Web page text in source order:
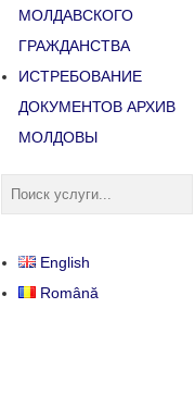
МОЛДАВСКОГО
ГРАЖДАНСТВА
ИСТРЕБОВАНИЕ
ДОКУМЕНТОВ АРХИВ
МОЛДОВЫ
English
Română